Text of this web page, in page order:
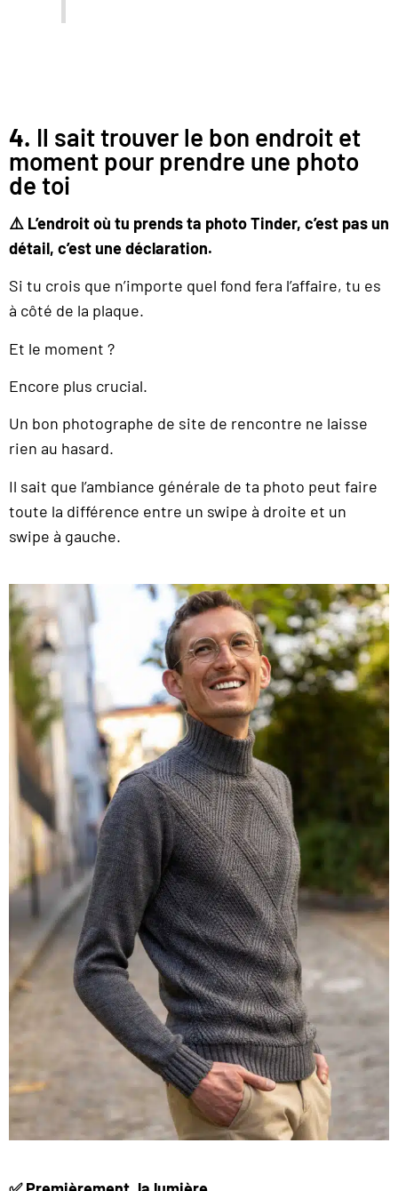
4. Il sait trouver le bon endroit et
moment pour prendre une photo
de toi
⚠️ L’endroit où tu prends ta photo Tinder, c’est pas un
détail, c’est une déclaration.
Si tu crois que n’importe quel fond fera l’affaire, tu es
à côté de la plaque.
Et le moment ?
Encore plus crucial.
Un bon photographe de site de rencontre ne laisse
rien au hasard.
Il sait que l’ambiance générale de ta photo peut faire
toute la différence entre un swipe à droite et un
swipe à gauche.